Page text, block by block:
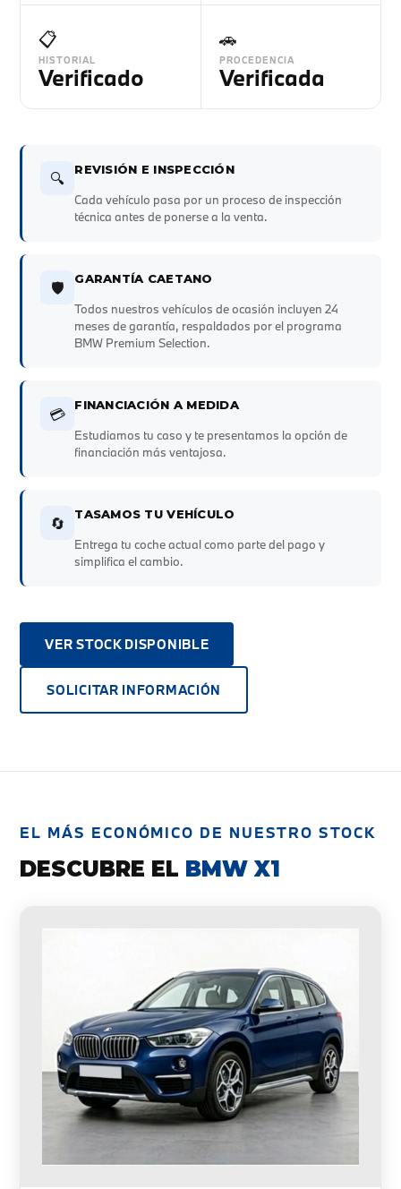
📋
HISTORIAL
Verificado
🚗
PROCEDENCIA
Verificada
🔍 REVISIÓN E INSPECCIÓN
Cada vehículo pasa por un proceso de inspección
técnica antes de ponerse a la venta.
🛡️ GARANTÍA CAETANO
Todos nuestros vehículos de ocasión incluyen 24
meses de garantía, respaldados por el programa
BMW Premium Selection.
💳 FINANCIACIÓN A MEDIDA
Estudiamos tu caso y te presentamos la opción de
financiación más ventajosa.
🔄 TASAMOS TU VEHÍCULO
Entrega tu coche actual como parte del pago y
simplifica el cambio.
VER STOCK DISPONIBLE
SOLICITAR INFORMACIÓN
EL MÁS ECONÓMICO DE NUESTRO STOCK
DESCUBRE EL BMW X1